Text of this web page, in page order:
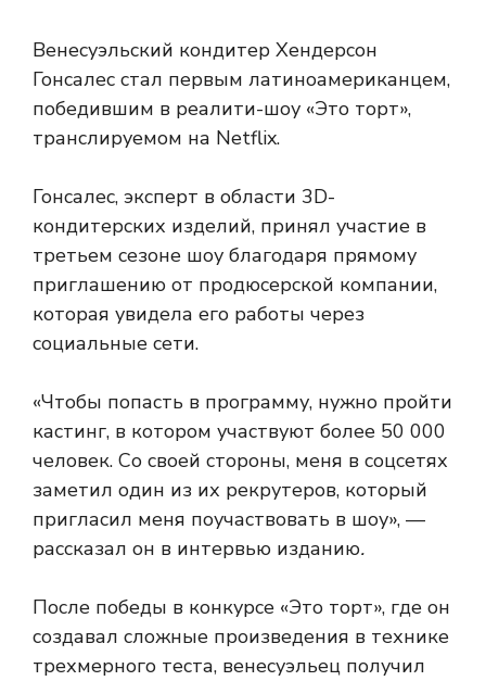
Венесуэльский кондитер Хендерсон
Гонсалес стал первым латиноамериканцем,
победившим в реалити-шоу «Это торт»,
транслируемом на Netflix.
Гонсалес, эксперт в области 3D-
кондитерских изделий, принял участие в
третьем сезоне шоу благодаря прямому
приглашению от продюсерской компании,
которая увидела его работы через
социальные сети.
«Чтобы попасть в программу, нужно пройти
кастинг, в котором участвуют более 50 000
человек. Со своей стороны, меня в соцсетях
заметил один из их рекрутеров, который
пригласил меня поучаствовать в шоу», —
рассказал он в интервью изданию.
После победы в конкурсе «Это торт», где он
создавал сложные произведения в технике
трехмерного теста, венесуэльец получил